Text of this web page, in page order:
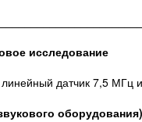
исследование
датчик 7,5 МГц
оборудования)